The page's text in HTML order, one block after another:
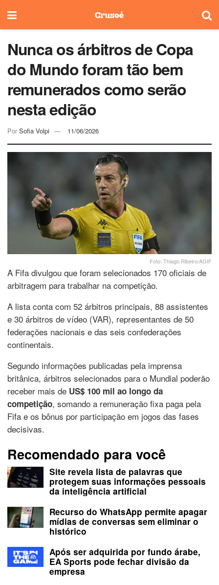
Nunca os árbitros de Copa
do Mundo foram tão bem
remunerados como serão
nesta edição
Por Sofia Volpi 11/06/2026
Foto: Thiago Ribeiro/AGIF
A Fifa divulgou que foram selecionados 170 oficiais de
arbitragem para trabalhar na competição.
A lista conta com 52 árbitros principais, 88 assistentes
e 30 árbitros de vídeo (VAR), representantes de 50
federações nacionais e das seis confederações
continentais.
Segundo informações publicadas pela imprensa
britânica, árbitros selecionados para o Mundial poderão
receber mais de US$ 100 mil ao longo da
competição, somando a remuneração fixa paga pela
Fifa e os bônus por participação em jogos das fases
decisivas.
Recomendado para você
Site revela lista de palavras que
protegem suas informações pessoais
da inteligência artificial
Recurso do WhatsApp permite apagar
mídias de conversas sem eliminar o
histórico
Após ser adquirida por fundo árabe,
EA Sports pode fechar divisão da
empresa